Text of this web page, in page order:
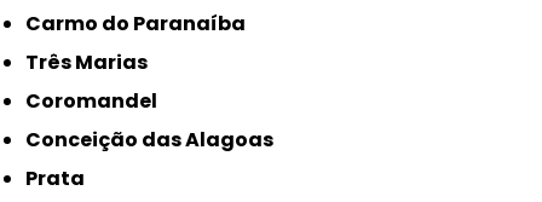
Carmo do Paranaíba
Três Marias
Coromandel
Conceição das Alagoas
Prata